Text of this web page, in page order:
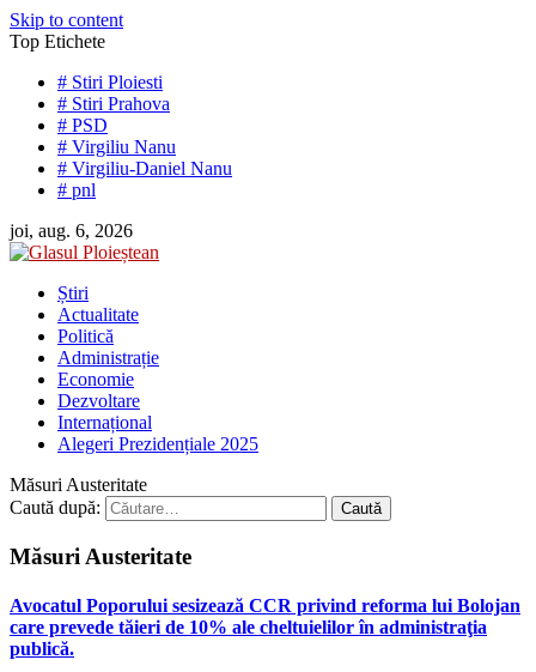
Skip to content
Top Etichete
# Stiri Ploiesti
# Stiri Prahova
# PSD
# Virgiliu Nanu
# Virgiliu-Daniel Nanu
# pnl
joi, aug. 6, 2026
Știri
Actualitate
Politică
Administrație
Economie
Dezvoltare
Internațional
Alegeri Prezidențiale 2025
Măsuri Austeritate
Caută după:
Măsuri Austeritate
Avocatul Poporului sesizează CCR privind reforma lui Bolojan
care prevede tăieri de 10% ale cheltuielilor în administraţia
publică.